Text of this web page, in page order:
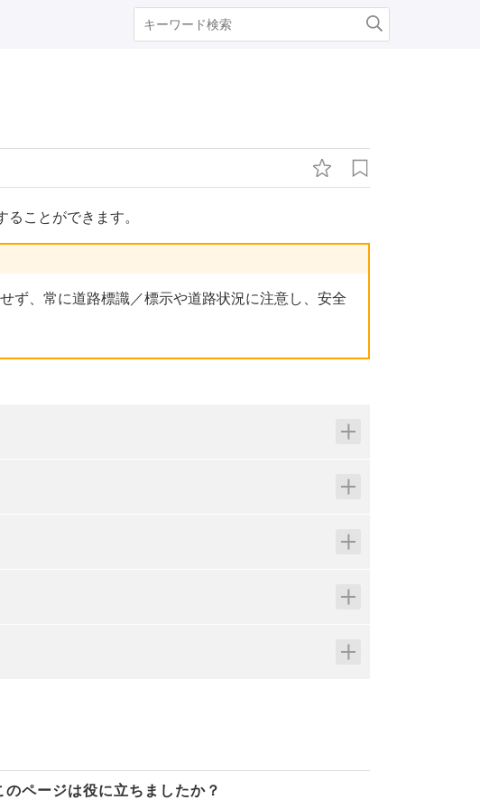
ことができます。
ず、常に道路標識／標示や道路状況に注意し、安全
のページは役に立ちましたか？